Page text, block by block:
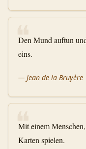
❝
Den Mund auftun
eins.
— Jean de la Bruyère
❝
Mit einem
Karten spielen.